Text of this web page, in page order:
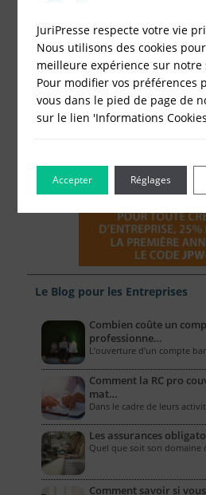
Le Blog pour les Entreprises
Combien coûte un
professionne…
L’ouverture d’un compte
Comment la RC pro
mat…
Dans le cadre de leurs
Les assurances
Quel que soit son domaine
Comment savoir si
JuriPresse respecte votre vie
Nous utilisons des cookies
meilleure expérience sur notre
Pour modifier vos préférences
vous dans le pied de page de
sur le lien 'Informations
Accepter Réglages